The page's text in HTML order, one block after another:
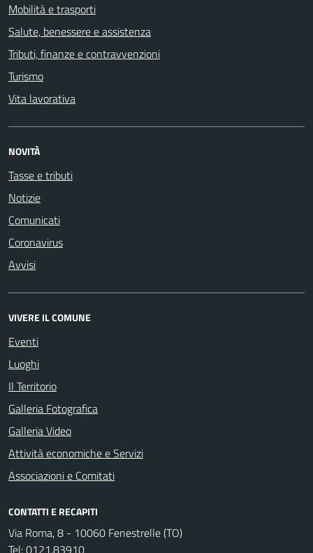
Mobilità e trasporti
Salute, benessere e assistenza
Tributi, finanze e contravvenzioni
Turismo
Vita lavorativa
NOVITÀ
Tasse e tributi
Notizie
Comunicati
Coronavirus
Avvisi
VIVERE IL COMUNE
Eventi
Luoghi
Il Territorio
Galleria Fotografica
Galleria Video
Attività economiche e Servizi
Associazioni e Comitati
CONTATTI E RECAPITI
Via Roma, 8 - 10060 Fenestrelle (TO)
Tel:0121.83910